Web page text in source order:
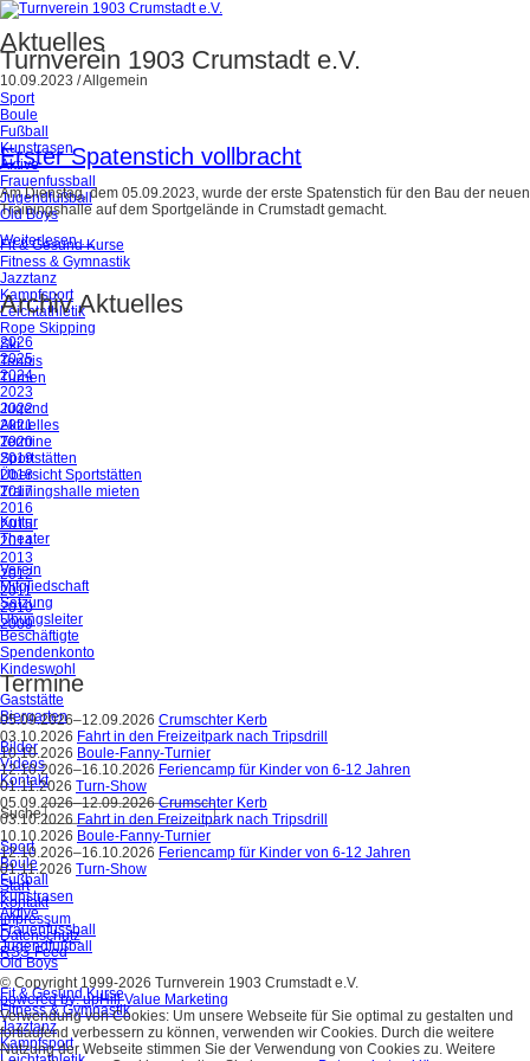
Turnverein 1903 Crumstadt e.V.
Sport
Boule
Fußball
Kunstrasen
Aktive
Frauenfussball
Jugendfußball
Old Boys
Fit & Gesund Kurse
Fitness & Gymnastik
Jazztanz
Kampfsport
Leichtathletik
Rope Skipping
Ski
Tennis
Turnen
Jugend
Aktuelles
Termine
Sportstätten
Übersicht Sportstätten
Trainingshalle mieten
Kultur
Theater
Verein
Mitgliedschaft
Satzung
Übungsleiter
Beschäftigte
Spendenkonto
Kindeswohl
Gaststätte
Biergarten
Bilder
Videos
Kontakt
Suche
Sport
Boule
Fußball
Kunstrasen
Aktive
Frauenfussball
Jugendfußball
Old Boys
Fit & Gesund Kurse
Fitness & Gymnastik
Jazztanz
Kampfsport
Aktuelles
10.09.2023 /Allgemein
Erster Spatenstich vollbracht
Am Dienstag, dem 05.09.2023, wurde der erste Spatenstich für den Bau der neuen
Trainingshalle auf dem Sportgelände in Crumstadt gemacht.
Weiterlesen …
Archiv Aktuelles
2026
2025
2024
2023
2022
2021
2020
2019
2018
2017
2016
2015
2014
2013
2012
2011
2010
2009
Termine
05.09.2026–12.09.2026 Crumschter Kerb
03.10.2026 Fahrt in den Freizeitpark nach Tripsdrill
10.10.2026 Boule-Fanny-Turnier
12.10.2026–16.10.2026 Feriencamp für Kinder von 6-12 Jahren
01.11.2026 Turn-Show
05.09.2026–12.09.2026 Crumschter Kerb
03.10.2026 Fahrt in den Freizeitpark nach Tripsdrill
10.10.2026 Boule-Fanny-Turnier
12.10.2026–16.10.2026 Feriencamp für Kinder von 6-12 Jahren
01.11.2026 Turn-Show
Start
Kontakt
Impressum
Datenschutz
RSS-Feed
© Copyright 1999-2026 Turnverein 1903 Crumstadt e.V.
powered by: upHill Value Marketing
Verwendung von Cookies: Um unsere Webseite für Sie optimal zu gestalten und
fortlaufend verbessern zu können, verwenden wir Cookies. Durch die weitere
Nutzung der Webseite stimmen Sie der Verwendung von Cookies zu. Weitere